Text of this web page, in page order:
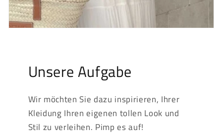
Unsere Aufgabe
Wir möchten Sie dazu inspirieren, Ihrer
Kleidung Ihren eigenen tollen Look und
Stil zu verleihen. Pimp es auf!